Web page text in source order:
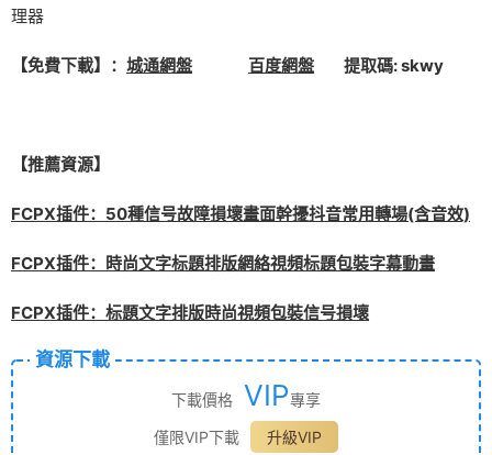
理器
【免費下載】： 城通網盤 百度網盤 提取碼: skwy
【推薦資源】
FCPX插件：50種信号故障損壞畫面幹擾抖音常用轉場(含音效)
FCPX插件：時尚文字标題排版網絡視頻标題包裝字幕動畫
FCPX插件：标題文字排版時尚視頻包裝信号損壞
資源下載
下載價格 VIP專享
僅限VIP下載
升級VIP